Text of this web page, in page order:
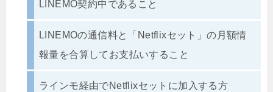
LINEMO契約中であること
LINEMOの通信料と「Netflixセット」の月額情
報量を合算してお支払いすること
ラインモ経由でNetflixセットに加入する方